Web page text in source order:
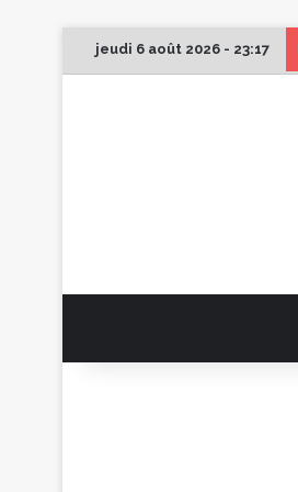
jeudi 6 août 2026 - 23:17